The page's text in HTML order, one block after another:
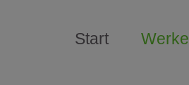
Start Werke